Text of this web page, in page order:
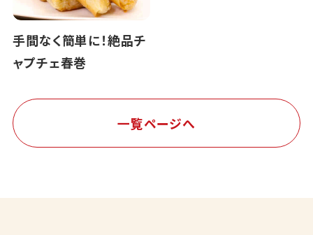
手間なく簡単に！絶品チ
ャプチェ春巻
一覧ページへ